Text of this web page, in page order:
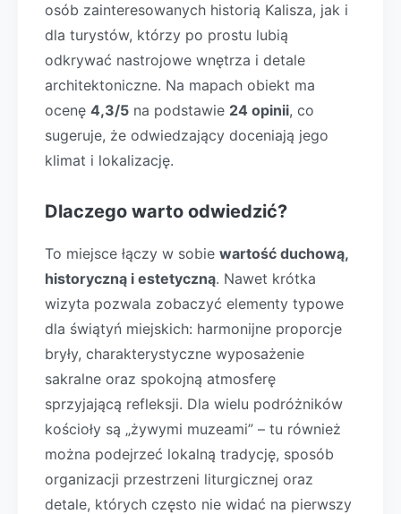
osób zainteresowanych historią Kalisza, jak i
dla turystów, którzy po prostu lubią
odkrywać nastrojowe wnętrza i detale
architektoniczne. Na mapach obiekt ma
ocenę 4,3/5 na podstawie 24 opinii, co
sugeruje, że odwiedzający doceniają jego
klimat i lokalizację.
Dlaczego warto odwiedzić?
To miejsce łączy w sobie wartość duchową,
historyczną i estetyczną. Nawet krótka
wizyta pozwala zobaczyć elementy typowe
dla świątyń miejskich: harmonijne proporcje
bryły, charakterystyczne wyposażenie
sakralne oraz spokojną atmosferę
sprzyjającą refleksji. Dla wielu podróżników
kościoły są „żywymi muzeami” – tu również
można podejrzeć lokalną tradycję, sposób
organizacji przestrzeni liturgicznej oraz
detale, których często nie widać na pierwszy